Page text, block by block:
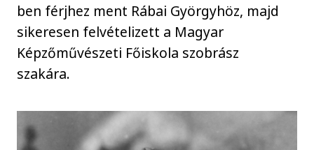
ben férjhez ment Rábai Györgyhöz, majd
sikeresen felvételizett a Magyar
Képzőművészeti Főiskola szobrász
szakára.